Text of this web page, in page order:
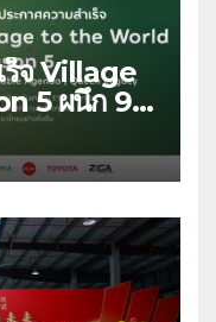
ร็จ Village
5 ผนึก 9
Tourism
สร้างคุณค่า
งยืน